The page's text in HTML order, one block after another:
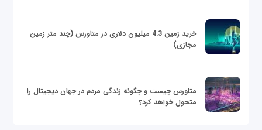
خرید زمین 4.3 میلیون دلاری در متاورس (چند متر زمین
مجازی)
متاورس چیست و چگونه زندگی مردم در جهان دیجیتال را
متحول خواهد کرد؟